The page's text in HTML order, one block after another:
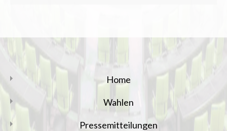
Home
Wahlen
Pressemitteilungen